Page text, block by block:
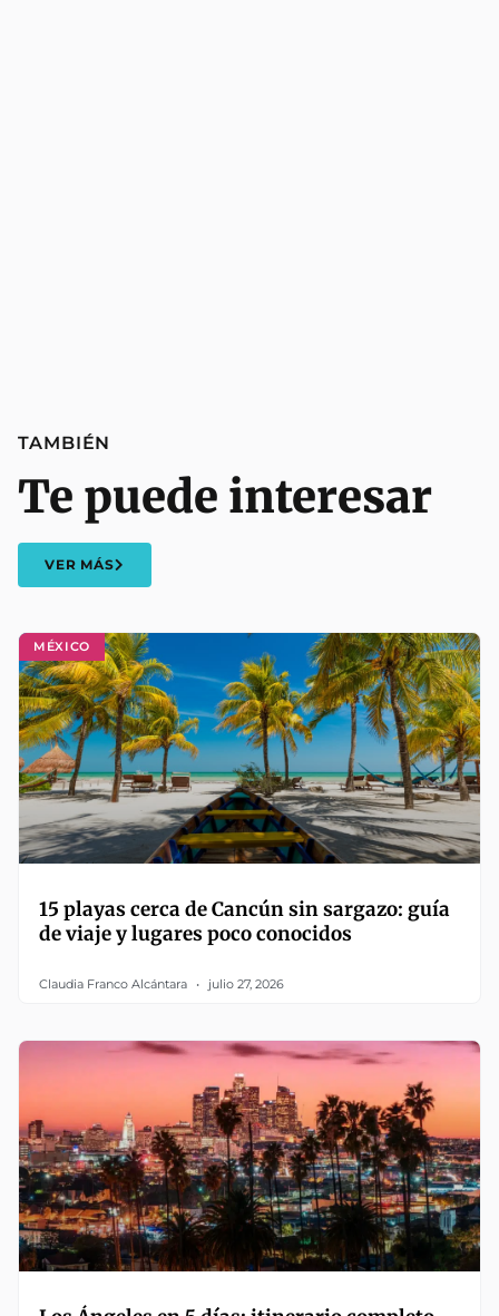
MÉXICO
15 playas cerca de Cancún sin sargazo: guía
de viaje y lugares poco conocidos
Claudia Franco Alcántara julio 27, 2026
TAMBIÉN
Te puede interesar
VER MÁS